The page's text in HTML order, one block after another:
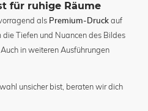
für ruhige Räume
als Premium-Druck auf
die Tiefen und Nuancen des Bildes
in weiteren Ausführungen
unsicher bist, beraten wir dich